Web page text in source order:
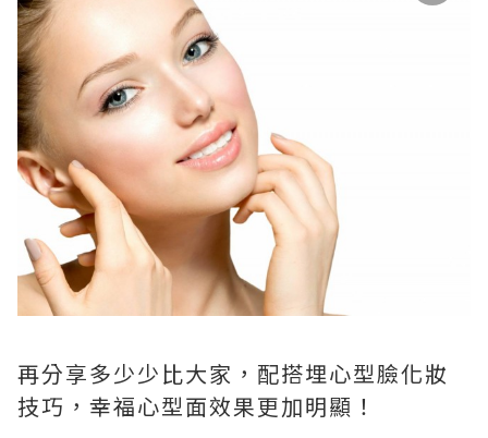
再分享多少少比大家，配搭埋心型臉化妝
技巧，幸福心型面效果更加明顯！